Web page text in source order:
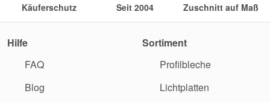
Käuferschutz Seit 2004 Zuschnitt auf Maß
Hilfe
FAQ
Blog
Sortiment
Profilbleche
Lichtplatten